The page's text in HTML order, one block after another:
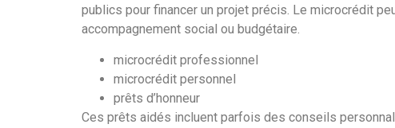
publics pour financer un projet précis. Le microcrédit
accompagnement social ou budgétaire.
microcrédit professionnel
microcrédit personnel
prêts d’honneur
Ces prêts aidés incluent parfois des conseils